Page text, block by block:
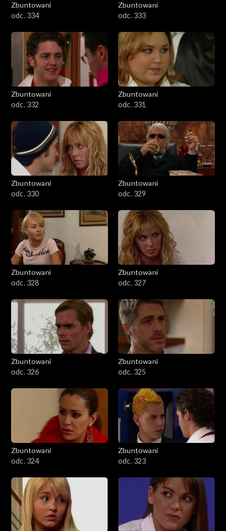
Zbuntowani
odc. 334
Zbuntowani
odc. 333
Zbuntowani
odc. 332
Zbuntowani
odc. 331
Zbuntowani
odc. 330
Zbuntowani
odc. 329
Zbuntowani
odc. 328
Zbuntowani
odc. 327
Zbuntowani
odc. 326
Zbuntowani
odc. 325
Zbuntowani
odc. 324
Zbuntowani
odc. 323